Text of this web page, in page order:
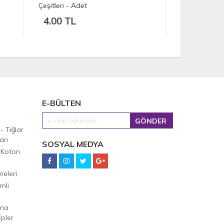
80.00 TL
Tığlar
E-BÜLTEN
SOSYAL MEDYA